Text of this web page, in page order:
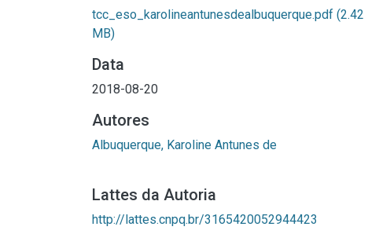
tcc_eso_karolineantunesdealbuquerque.pdf (2.42
MB)
Data
2018-08-20
Autores
Albuquerque, Karoline Antunes de
Lattes da Autoria
http://lattes.cnpq.br/3165420052944423